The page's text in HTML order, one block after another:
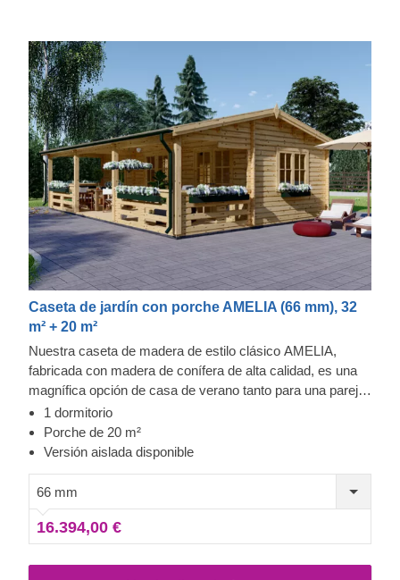
Caseta de jardín con porche AMELIA (66 mm), 32
m² + 20 m²
Nuestra caseta de madera de estilo clásico AMELIA,
fabricada con madera de conífera de alta calidad, es una
magnífica opción de casa de verano tanto para una pareja
como para una familia pequeña. Con 32 m² de espacio
interior, esta casa podría convertirse en su oasis ecológico
donde poder pasar buenos momentos con amigos o
familiares. Para su mayor comodidad, también se
encuentra disponible una versión aislada de este modelo.
1 dormitorio
Porche de 20 m²
Versión aislada disponible
66 mm
16.394,00 €